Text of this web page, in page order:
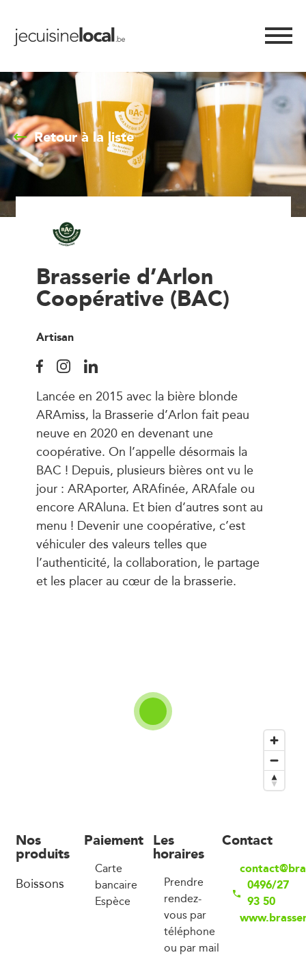
Retour à la liste
Brasserie d’Arlon
Coopérative (BAC)
Artisan
Lancée en 2015 avec la bière blonde
ARAmiss, la Brasserie d’Arlon fait peau
neuve en 2020 en devenant une
coopérative. On l’appelle désormais la
BAC ! Depuis, plusieurs bières ont vu le
jour : ARAporter, ARAfinée, ARAfale ou
encore ARAluna. Et bien d’autres sont au
menu ! Devenir une coopérative, c’est
véhiculer des valeurs telles que
l’authenticité, la collaboration, le partage
et les placer au cœur de la brasserie.
Nos
produits
Boissons
Paiement
Carte
bancaire
Espèce
Les
horaires
Prendre
rendez-
vous par
téléphone
ou par mail
Contact
0496/27
93 50